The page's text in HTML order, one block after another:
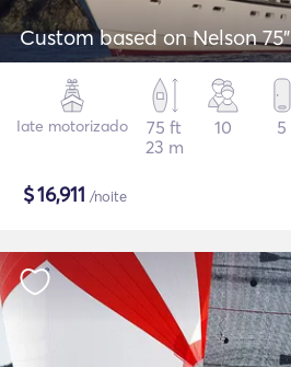
Custom based on Nelson 75"
Iate motorizado
75 ft
23 m
10 5
$16,911 /noite